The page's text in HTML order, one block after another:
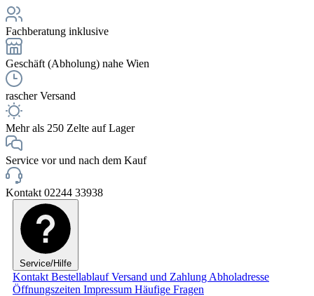
Fachberatung inklusive
Geschäft (Abholung) nahe Wien
rascher Versand
Mehr als 250 Zelte auf Lager
Service vor und nach dem Kauf
Kontakt 02244 33938
Service/Hilfe
Kontakt BestellablaufVersand und Zahlung Abholadresse
Öffnungszeiten Impressum Häufige Fragen